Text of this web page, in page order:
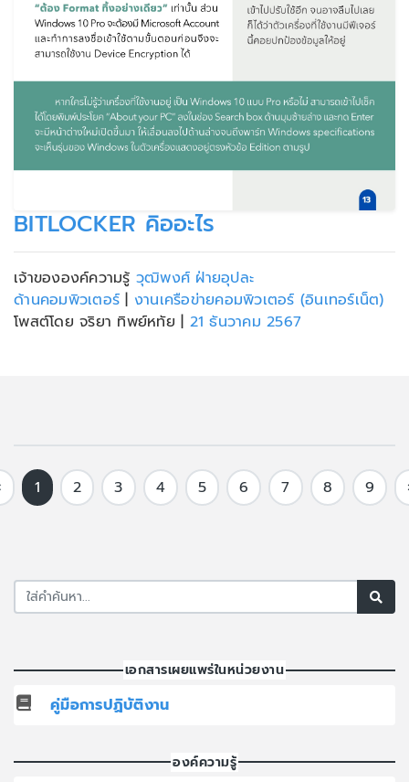
BITLOCKER คิออะไร
เจ้าขององค์ความรู้ วุฒิพงศ์ ฝ่ายอุปละ
ด้านคอมพิวเตอร์| งานเครือข่ายคอมพิวเตอร์ (อินเทอร์เน็ต)
โพสต์โดย จริยา ทิพย์หทัย | 21 ธันวาคม 2567
1 2 3 4 5 6 7 8 9
เอกสารเผยแพร่ในหน่วยงาน
คู่มือการปฏิบัติงาน
องค์ความรู้